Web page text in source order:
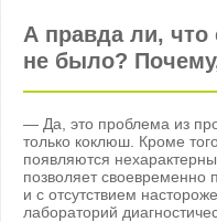
А правда ли,
не было?
— Да, это проблема из
только коклюш. Кроме
появляются
позволяет своевременно
и с отсутствием
лабораторий